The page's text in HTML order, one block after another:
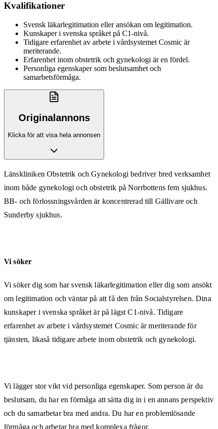
Kvalifikationer
Svensk läkarlegitimation eller ansökan om legitimation.
Kunskaper i svenska språket på C1-nivå.
Tidigare erfarenhet av arbete i vårdsystemet Cosmic är
meriterande.
Erfarenhet inom obstetrik och gynekologi är en fördel.
Personliga egenskaper som beslutsamhet och
samarbetsförmåga.
Originalannons
Klicka för att visa hela annonsen
Länskliniken Obstetrik och Gynekologi bedriver bred verksamhet
inom både gynekologi och obstetrik på Norrbottens fem sjukhus.
BB- och förlossningsvården är koncentrerad till Gällivare och
Sunderby sjukhus.
Vi söker
Vi söker dig som har svensk läkarlegitimation eller dig som ansökt
om legitimation och väntar på att få den från Socialstyrelsen. Dina
kunskaper i svenska språket är på lägst C1-nivå. Tidigare
erfarenhet av arbete i vårdsystemet Cosmic är meriterande för
tjänsten, likaså tidigare arbete inom obstetrik och gynekologi.
Vi lägger stor vikt vid personliga egenskaper. Som person är du
beslutsam, du har en förmåga att sätta dig in i en annans perspektiv
och du samarbetar bra med andra. Du har en problemlösande
förmåga och arbetar bra med komplexa frågor.